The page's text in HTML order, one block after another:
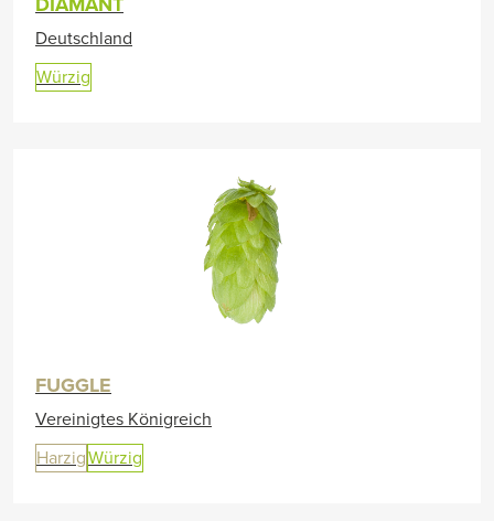
Deutschland
Würzig
FUGGLE
Vereinigtes Königreich
HarzigWürzig